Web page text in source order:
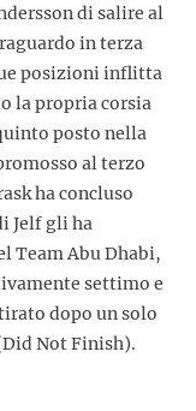
di salire al
in terza
posizioni inflitta
la propria corsia
posto nella
al terzo
ha concluso
Jelf gli ha
Team Abu Dhabi,
settimo e
dopo un solo
Not Finish).